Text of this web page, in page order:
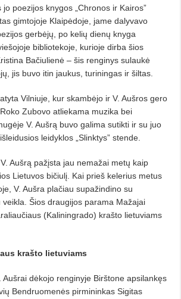
poezijos knygos „Chronos ir Kairos”
gimtojoje Klaipėdoje, jame dalyvavo
gerbėjų, po kelių dienų knyga
bibliotekoje, kurioje dirba šios
Bačiulienė – šis renginys sulaukė
jis buvo itin jaukus, turiningas ir šiltas.
Vilniuje, kur skambėjo ir V. Aušros gero
Zubovo atliekama muzika bei
V. Aušrą buvo galima sutikti ir su juo
leidyklos „Slinktys” stende.
Aušrą pažįs­ta jau nemažai metų kaip
Lietuvos bičiulį. Kai prieš kelerius metus
V. Aušra plačiau supažindino su
Šios draugijos parama Mažajai
(Kaliningrado) krašto lietuviams
krašto lietuviams
Aušrai dėkojo renginyje Birštone apsilankęs
Bendruomenės pirmininkas Sigitas